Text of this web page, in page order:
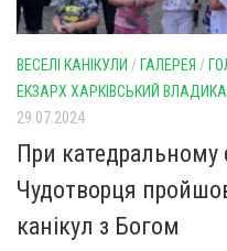
ВЕСЕЛІ КАНІКУЛИ / ГАЛЕРЕЯ /
ЕКЗАРХ ХАРКІВСЬКИЙ ВЛАДИКА
29.07.2024
При катедральному
Чудотворця
канікул з Богом